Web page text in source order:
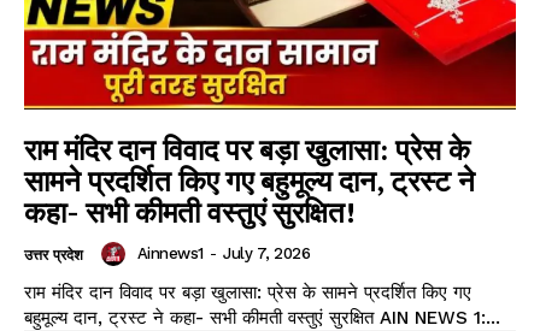
राम मंदिर दान विवाद पर बड़ा खुलासा: प्रेस के
सामने प्रदर्शित किए गए बहुमूल्य दान, ट्रस्ट ने
कहा- सभी कीमती वस्तुएं सुरक्षित!
उत्तर प्रदेश Ainnews1 - July 7, 2026
राम मंदिर दान विवाद पर बड़ा खुलासा: प्रेस के सामने प्रदर्शित किए गए
बहुमूल्य दान, ट्रस्ट ने कहा- सभी कीमती वस्तुएं सुरक्षित AIN NEWS 1:...